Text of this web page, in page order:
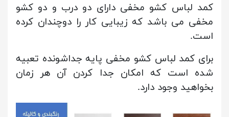
کمد لباس کشو مخفی دارای دو درب و دو کشو
مخفی می باشد که زیبایی کار را دوچندان کرده
است.
برای کمد لباس کشو مخفی پایه جداشونده تعبیه
شده است که امکان جدا کردن آن هر زمان
بخواهید وجود دارد.